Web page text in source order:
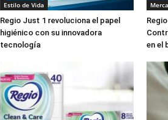
Estilo de Vida
Regio Just 1 revoluciona el papel
higiénico con su innovadora
tecnología
en el